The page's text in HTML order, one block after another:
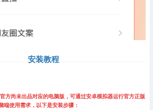
安装教程
方尚未出品对应的电脑版，可通过安卓模拟器运行官方正版
端使用需求，以下是安装步骤：